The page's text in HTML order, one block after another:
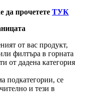
прочетете ТУК
от вас продукт,
филтъра в горната
от дадена категория
подкатегории, се
и тези в